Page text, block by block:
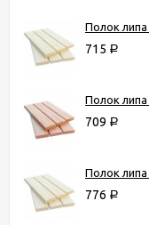
Полок
715 Р
Полок липа
709 Р
Полок
776 Р